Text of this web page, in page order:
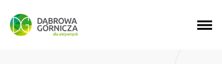
PRZEJDŹ DO MENU GŁÓWNEGO
PRZEJDŹ DO WYSZUKIWARKI
PRZEJDŹ DO TREŚCI